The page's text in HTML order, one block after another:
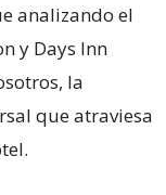
analizando el
y Days Inn
la
que atraviesa